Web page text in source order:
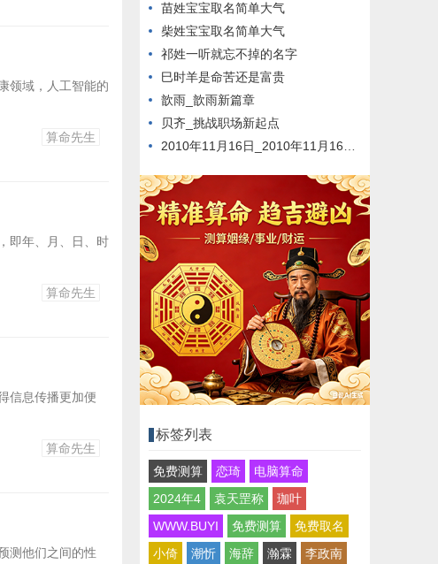
领域，人工智能的
算命先生
即年、月、日、时
算命先生
信息传播更加便
算命先生
测他们之间的性
苗姓宝宝取名简单大气
柴姓宝宝取名简单大气
祁姓一听就忘不掉的名字
巳时羊是命苦还是富贵
歆雨_歆雨新篇章
贝齐_挑战职场新起点
2010年11月16日_2010年11月16日新闻回顾
标签列表
免费测算 恋琦
电脑算命
2024年4
袁天罡称
珈叶
WWW.BUYI
免费测算
免费取名
小倚
潮忻 海辞 瀚霖
李政南